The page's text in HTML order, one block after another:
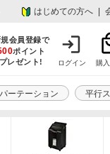
はじめての方へ
会員登録で
ポイント
プレゼント!
ログイン 購
ーテーション 平行